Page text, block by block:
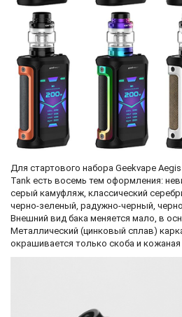
Для стартового набора Geekvape
Tank есть восемь тем оформления:
серый камуфляж, классический
черно-зеленый, радужно-черный,
Внешний вид бака меняется мало, в
Металлический (цинковый сплав)
окрашивается только скоба и